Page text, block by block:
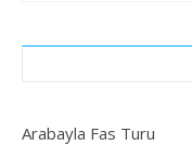
Arabayla Fas Turu